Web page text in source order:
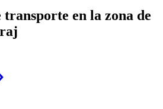
transporte en la zona de